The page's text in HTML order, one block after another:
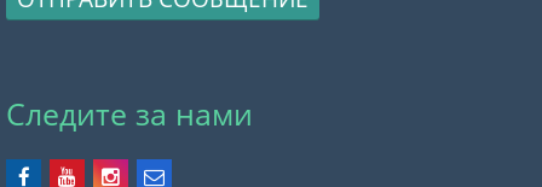
Следите за нами